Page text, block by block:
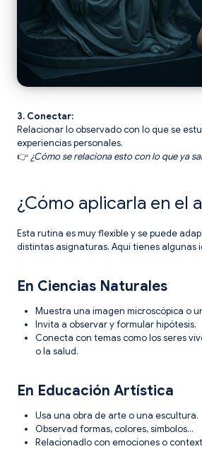
3. Conectar:
Relacionar lo observado con lo que se
experiencias personales.
👉¿Cómo se relaciona esto con lo que ya
¿Cómo aplicarla en el
Esta rutina es muy flexible y se puede
distintas asignaturas. Aquí tienes algunas
En Ciencias Naturales
Muestra una imagen microscópica o
Invita a observar y formular hipótesis.
Conecta con temas como los seres
o la salud.
En Educación Artística
Usa una obra de arte o una escultura.
Observad formas, colores, símbolos…
Relacionadlo con emociones o